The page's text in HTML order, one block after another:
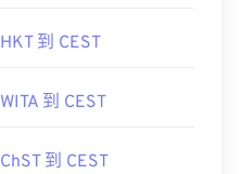
HKT 到 CEST
WITA 到 CEST
ChST 到 CEST